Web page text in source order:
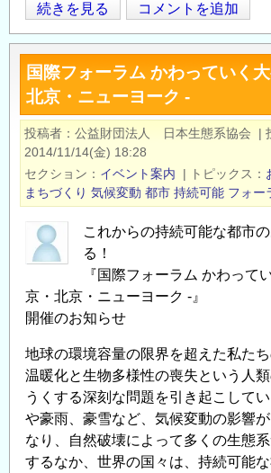
第
4
回
気
象
災
害
軽
減
イ
ノ
シ
ョ
ン
フ
ォ
ー
ラ
ム
続きを見る コメントを追加
国際フォーラム かわっていく
北京・ニューヨーク -
投稿者 公益財団法人 日本生態系協会 |
2014/11/14(金) 18:28
セクション
イベント案内 | トピックス
まちづくり 気候変動 都市 持続可能 フォー
これからの持続可能な都市
る！
『国際フォーラム かわって
京・北京・ニューヨーク -』
開催のお知らせ
地球の環境容量の限界を超えた私た
温暖化と生物多様性の喪失という人
うくする深刻な問題を引き起こして
や豪雨、豪雪など、気候変動の影響
なり、自然破壊によって多くの生態
するなか、世界の国々は、持続可能